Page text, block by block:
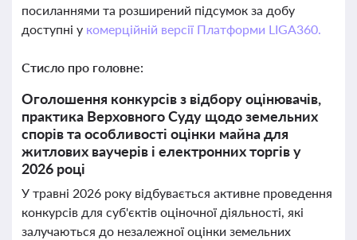
посиланнями та розширений підсумок за добу
доступні у комерційній версії Платформи LIGA360.
Стисло про головне:
Оголошення конкурсів з відбору оцінювачів,
практика Верховного Суду щодо земельних
спорів та особливості оцінки майна для
житлових ваучерів і електронних торгів у
2026 році
У травні 2026 року відбувається активне проведення
конкурсів для суб'єктів оціночної діяльності, які
залучаються до незалежної оцінки земельних